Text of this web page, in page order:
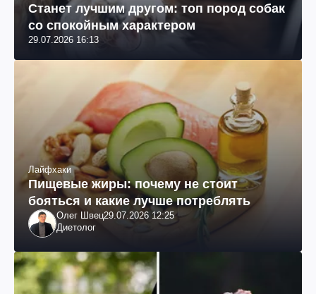
Станет лучшим другом: топ пород собак
со спокойным характером
29.07.2026 16:13
Лайфхаки
Пищевые жиры: почему не стоит
бояться и какие лучше потреблять
Олег Швец29.07.2026 12:25
Диетолог